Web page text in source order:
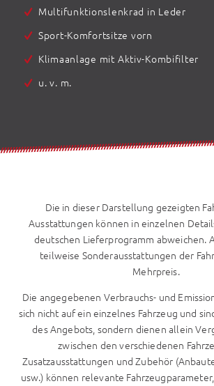
Multifunktionslenkrad in Leder
Sport-Komfortsitze vorn
Klimaanlage mit Aktiv-Kombifilter
u. v. m.
Die in dieser Darstellung gezeigten
Ausstattungen können in einzelnen
deutschen Lieferprogramm abweichen.
teilweise Sonderausstattungen der
Mehrpreis.
Die angegebenen Verbrauchs- und
sich nicht auf ein einzelnes Fahrzeug und
des Angebots, sondern dienen allein
zwischen den verschiedenen
Zusatzausstattungen und Zubehör
usw.) können relevante